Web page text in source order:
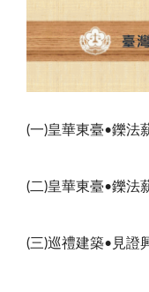
(一)皇華東臺•鑠
(二)皇華東臺•鑠
(三)巡禮建築•見證